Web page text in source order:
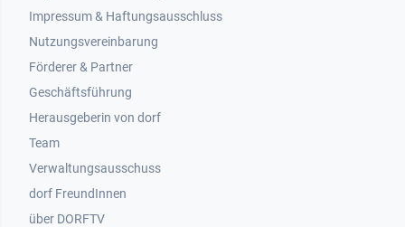
Impressum & Haftungsausschluss
Nutzungsvereinbarung
Footer 2
Förderer & Partner
Geschäftsführung
Herausgeberin von dorf
Team
Verwaltungsausschuss
dorf FreundInnen
Footer 3
über DORFTV